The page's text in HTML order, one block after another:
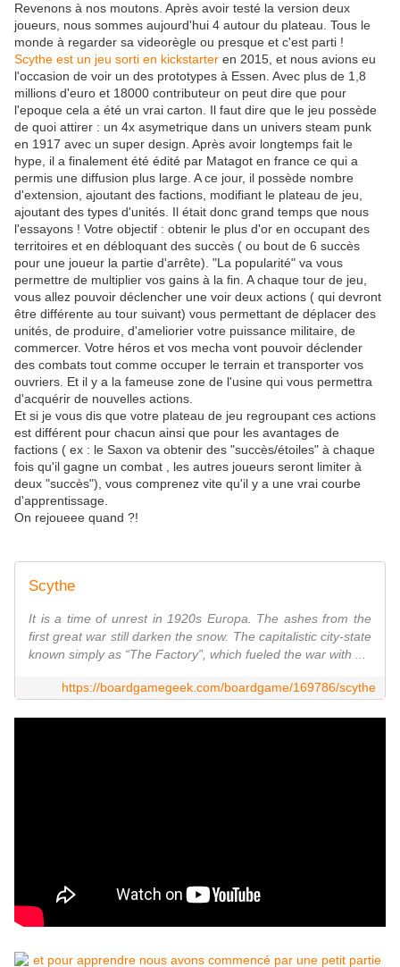
Revenons à nos moutons. Après avoir testé la version deux
joueurs, nous sommes aujourd'hui 4 autour du plateau. Tous le
monde à regarder sa videorègle ou presque et c'est parti !
Scythe est un jeu sorti en kickstarter en 2015, et nous avions eu
l'occasion de voir un des prototypes à Essen. Avec plus de 1,8
millions d'euro et 18000 contributeur on peut dire que pour
l'epoque cela a été un vrai carton. Il faut dire que le jeu possède
de quoi attirer : un 4x asymetrique dans un univers steam punk
en 1917 avec un super design. Après avoir longtemps fait le
hype, il a finalement été édité par Matagot en france ce qui a
permis une diffusion plus large. A ce jour, il possède nombre
d'extension, ajoutant des factions, modifiant le plateau de jeu,
ajoutant des types d'unités. Il était donc grand temps que nous
l'essayons ! Votre objectif : obtenir le plus d'or en occupant des
territoires et en débloquant des succès ( ou bout de 6 succès
pour une joueur la partie d'arrête). "La popularité" va vous
permettre de multiplier vos gains à la fin. A chaque tour de jeu,
vous allez pouvoir déclencher une voir deux actions ( qui devront
être différente au tour suivant) vous permettant de déplacer des
unités, de produire, d'ameliorier votre puissance militaire, de
commercer. Votre héros et vos mecha vont pouvoir déclender
des combats tout comme occuper le terrain et transporter vos
ouvriers. Et il y a la fameuse zone de l'usine qui vous permettra
d'acquérir de nouvelles actions.
Et si je vous dis que votre plateau de jeu regroupant ces actions
est différent pour chacun ainsi que pour les avantages de
factions ( ex : le Saxon va obtenir des "succès/étoiles" à chaque
fois qu'il gagne un combat , les autres joueurs seront limiter à
deux "succès"), vous comprenez vite qu'il y a une vrai courbe
d'apprentissage.
On rejoueee quand ?!
Scythe
It is a time of unrest in 1920s Europa. The ashes from the
first great war still darken the snow. The capitalistic city-state
known simply as “The Factory”, which fueled the war with ...
https://boardgamegeek.com/boardgame/169786/scythe